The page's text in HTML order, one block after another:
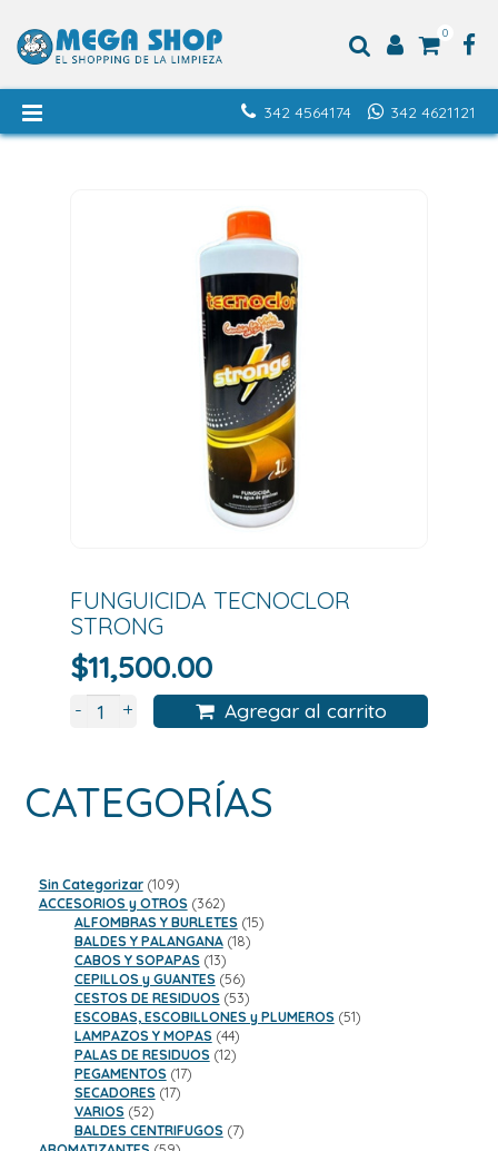
0
342 4621121
342 4564174
FUNGUICIDA TECNOCLOR
STRONG
$11,500.00
- + Agregar al carrito
CATEGORÍAS
Sin Categorizar 109109
productos
ACCESORIOS y OTROS 362362
productos
ALFOMBRAS Y BURLETES 1515
BALDES Y PALANGANA 1818
CABOS Y SOPAPAS 1313
productos
CEPILLOS y GUANTES 5656
productos
CESTOS DE RESIDUOS 5353
productos
ESCOBAS, ESCOBILLONES y PLUMEROS 5151
LAMPAZOS Y MOPAS 4444
productos
PALAS DE RESIDUOS 1212
PEGAMENTOS 1717
SECADORES 1717
VARIOS 5252
productos
BALDES CENTRIFUGOS 77